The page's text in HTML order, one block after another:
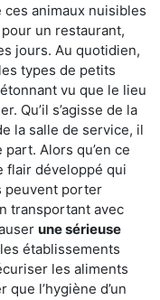
animaux nuisibles
un restaurant,
jours. Au quotidien,
types de petits
vu que le lieu
Qu’il s’agisse de la
la salle de service, il
Alors qu’en ce
flair développé qui
peuvent porter
transportant avec
une sérieuse
établissements
les aliments
l’hygiène d’un